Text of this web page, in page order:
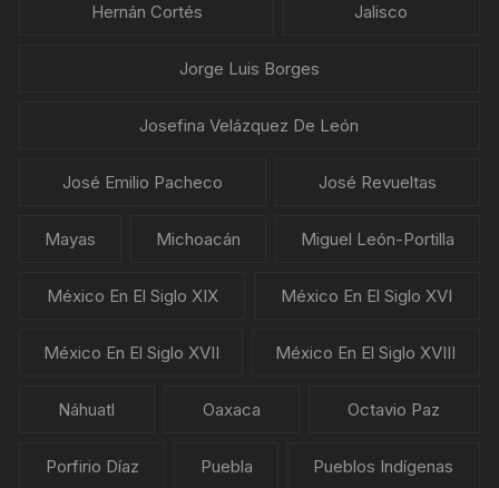
Hernán Cortés Jalisco
Jorge Luis Borges
Josefina Velázquez De León
José Emilio Pacheco José Revueltas
Mayas Michoacán Miguel León-Portilla
México En El Siglo XIX México En El Siglo XVI
México En El Siglo XVII México En El Siglo XVIII
Náhuatl Oaxaca Octavio Paz
Porfirio Díaz Puebla Pueblos Indígenas